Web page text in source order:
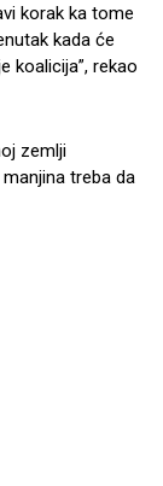
korak ka tome
kada će
koalicija”, rekao
zemlji
treba da